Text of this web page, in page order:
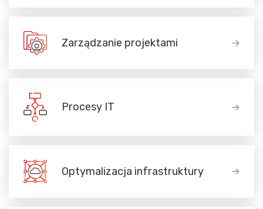
Zarządzanie projektami
Procesy IT
Optymalizacja infrastruktury